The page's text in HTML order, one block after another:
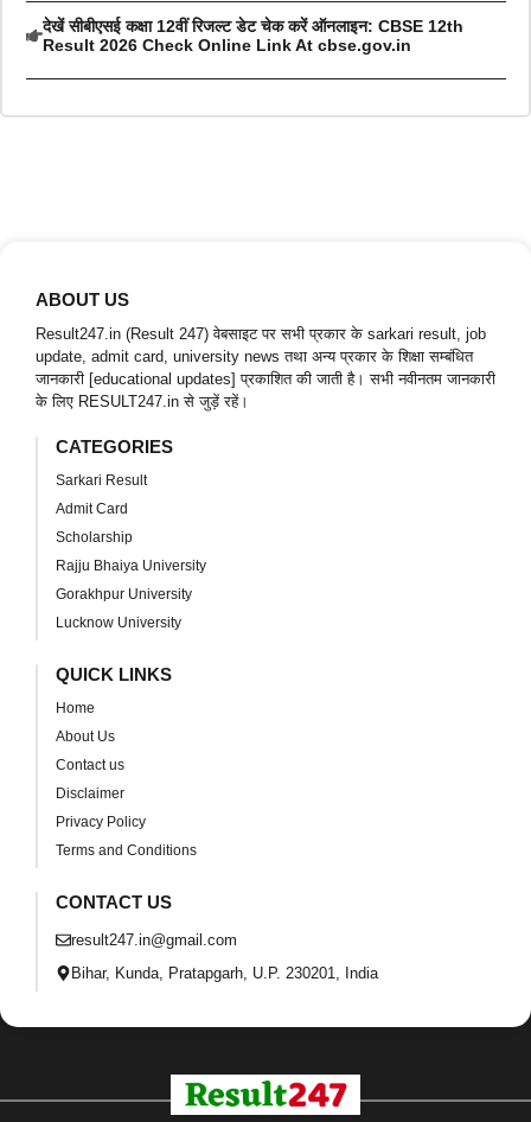
देखें सीबीएसई कक्षा 12वीं रिजल्ट डेट चेक करें ऑनलाइन: CBSE 12th
Result 2026 Check Online Link At cbse.gov.in
ABOUT US
Result247.in (Result 247) वेबसाइट पर सभी प्रकार के sarkari result, job
update, admit card, university news तथा अन्य प्रकार के शिक्षा सम्बंधित
जानकारी [educational updates] प्रकाशित की जाती है। सभी नवीनतम जानकारी
के लिए RESULT247.in से जुड़ें रहें।
CATEGORIES
Sarkari Result
Admit Card
Scholarship
Rajju Bhaiya University
Gorakhpur University
Lucknow University
QUICK LINKS
Home
About Us
Contact us
Disclaimer
Privacy Policy
Terms and Conditions
CONTACT US
result247.in@gmail.com
Bihar, Kunda, Pratapgarh, U.P. 230201, India